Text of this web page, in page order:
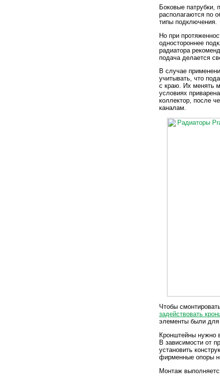
Боковые патрубки,
располагаются по
типы подключения.
Но при
одностороннее
радиатора
подача делается
В случае
учитывать, что
с краю. Их менять
условиях
коллектор, после
каналам.
Чтобы
задействовать
элементы были для
Кронштейны нужно
В зависимости от
установить
фирменные опоры
Монтаж